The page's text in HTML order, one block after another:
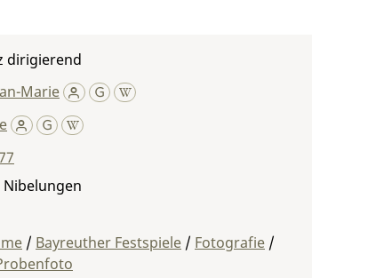
dirigierend
Marie
Nibelungen
/ Bayreuther Festspiele / Fotografie /